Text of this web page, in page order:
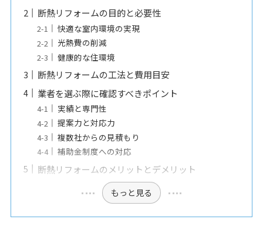
断熱リフォームの目的と必要性
快適な室内環境の実現
光熱費の削減
健康的な住環境
断熱リフォームの工法と費用目安
業者を選ぶ際に確認すべきポイント
実績と専門性
提案力と対応力
複数社からの見積もり
補助金制度への対応
断熱リフォームのメリットとデメリット
もっと見る